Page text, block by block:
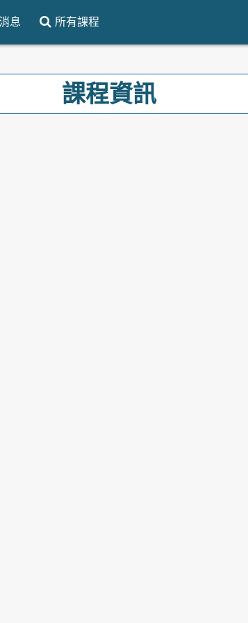
息 所有課程
課程資訊